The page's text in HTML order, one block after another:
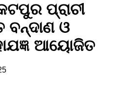
ପ୍ରାଚୀ
ବନ୍ଦାଣ ଓ
ଆୟୋଜିତ